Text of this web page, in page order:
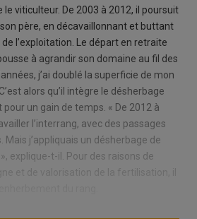
le viticulteur. De 2003 à 2012, il poursuit
père, en décavaillonnant et buttant
l’exploitation. Le départ en retraite
à agrandir son domaine au fil des
j’ai doublé la superficie de mon
alors qu’il intègre le désherbage
un gain de temps. « De 2012 à
l’interrang, avec des passages
Mais j’appliquais un désherbage de
explique-t-il. Pour des raisons de